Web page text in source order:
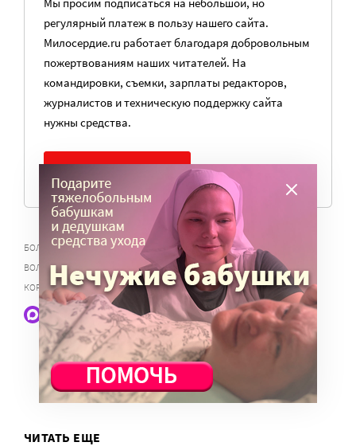
регулярный платеж в пользу нашего сайта.
Милосердие.ru работает благодаря добровольным
пожертвованиям наших читателей. На
командировки, съемки, зарплаты редакторов,
журналистов и техническую поддержку сайта
нужны средства.
ПОМОЧЬ ПОРТАЛУ
БОЛЬНЫЕ И ИНВАЛИДЫ,ВОЛОНТЕРЫ, ДОБРОВОЛЬЦЫ,КАК СТАТЬ
ВОЛОНТЕРОМ?
УХОД ЗА ТЯЖЕЛОБОЛЬНЫМИ ,ЦЕРКОВНАЯ ПОМОЩЬ
КОРОНАВИРУС 2019-NCOV
Наши статьи и новости в Max. Подпишитесь
ЧИТАТЬ ЕЩЕ